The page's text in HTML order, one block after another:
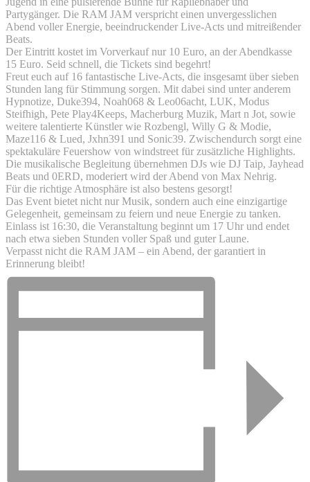
Partygänger. Die RAM JAM verspricht einen unvergesslichen
Abend voller Energie, beeindruckender Live-Acts und mitreißender
Beats.
Der Eintritt kostet im Vorverkauf nur 10 Euro, an der Abendkasse
15 Euro. Seid schnell, die Tickets sind begehrt!
Freut euch auf 16 fantastische Live-Acts, die insgesamt über sieben
Stunden lang für Stimmung sorgen. Mit dabei sind unter anderem
Hypnotize, Duke394, Noah068 & Leo06acht, LUK, Modus
Steifhigh, Pete Play4Keeps, Macherburg Muzik, Mart n Jot, sowie
weitere talentierte Künstler wie Rozbengl, Willy G & Modie,
Maze116 & Lued, Jxhn391 und Sonic39. Zwischendurch sorgt eine
spektakuläre Feuershow von windstreet für zusätzliche Highlights.
Die musikalische Begleitung übernehmen DJs wie DJ Taip, Jayhead
Beats und 0ERD, moderiert wird der Abend von Max Nehrig.
Für die richtige Atmosphäre ist also bestens gesorgt!
Das Event bietet nicht nur Musik, sondern auch eine einzigartige
Gelegenheit, gemeinsam zu feiern und neue Energie zu tanken.
Einlass ist 16:30, die Veranstaltung beginnt um 17 Uhr und endet
nach etwa sieben Stunden voller Spaß und guter Laune.
Verpasst nicht die RAM JAM – ein Abend, der garantiert in
Erinnerung bleibt!